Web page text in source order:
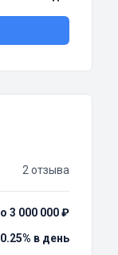
2 отзыва
3 000 000 ₽
в день